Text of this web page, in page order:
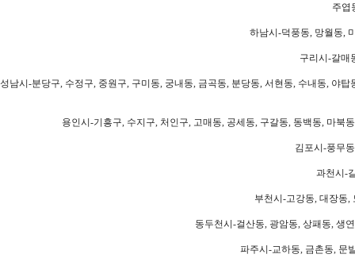
주엽
하남시-덕풍동, 망월동,
구리시-갈매
성남시-분당구, 수정구, 중원구, 구미동, 궁내동, 금곡동, 분당동, 서현동, 수내동, 야
용인시-기흥구, 수지구, 처인구, 고매동, 공세동, 구갈동, 동백동, 마북
김포시-풍무
과천시-
부천시-고강동, 대장동,
동두천시-걸산동, 광암동, 상패동, 생
파주시-교하동, 금촌동, 문